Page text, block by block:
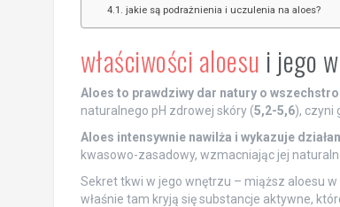
jakie są podrażnienia i uczulenia na aloes?
właściwości aloesu i jego
Aloes to prawdziwy dar natury o
naturalnego pH zdrowej skóry (5,2-5,6), czyni
Aloes intensywnie nawilża i wykazuje
kwasowo-zasadowy, wzmacniając jej
Sekret tkwi w jego wnętrzu – miąższ aloesu w
właśnie tam kryją się substancje aktywne,